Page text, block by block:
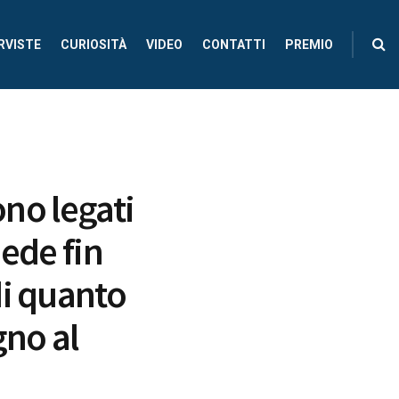
CURIOSITÀ VIDEO CONTATTI PREMIO
legati
fin
quanto
al